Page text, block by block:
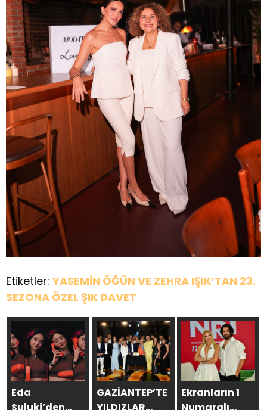
Etiketler: YASEMİN ÖĞÜN VE ZEHRA IŞIK’TAN 23.
SEZONA ÖZEL ŞIK DAVET
Eda
Suluki’den
GAZİANTEP’TE
YILDIZLAR
Ekranların 1
Numaralı